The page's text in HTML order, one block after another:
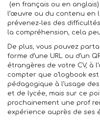
(en français ou en
l’œuvre ou du contenu en
prévenez-les des
la compréhension, cela
De plus, vous pouvez
forme d’une URL ou d’un
étrangères de votre CV, à
compter que o’logbook
pédagogique à l’usage
et de lycée, mais sur ce
prochainement une prof
expérience auprès de ses